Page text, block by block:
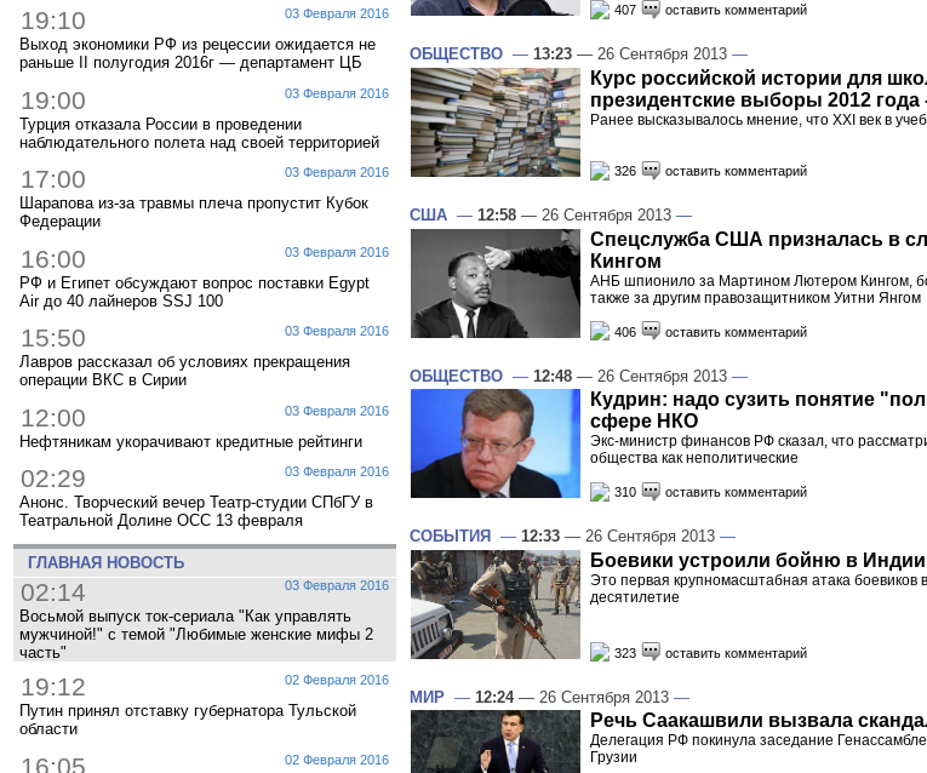
03 Февраля 2016
19:10
Выход экономики РФ из рецессии ожидается не
раньше II полугодия 2016г — департамент ЦБ
03 Февраля 2016
19:00
Турция отказала России в проведении
наблюдательного полета над своей территорией
03 Февраля 2016
17:00
Шарапова из-за травмы плеча пропустит Кубок
Федерации
03 Февраля 2016
16:00
РФ и Египет обсуждают вопрос поставки Egypt
Air до 40 лайнеров SSJ 100
03 Февраля 2016
15:50
Лавров рассказал об условиях прекращения
операции ВКС в Сирии
03 Февраля 2016
12:00
Нефтяникам укорачивают кредитные рейтинги
03 Февраля 2016
02:29
Анонс. Творческий вечер Театр-студии СПбГУ в
Театральной Долине ОСС 13 февраля
ГЛАВНАЯ НОВОСТЬ
03 Февраля 2016
02:14
Восьмой выпуск ток-сериала "Как управлять
мужчиной!" с темой "Любимые женские мифы 2
часть"
02 Февраля 2016
19:12
Путин принял отставку губернатора Тульской
области
02 Февраля 2016
16:05
407 оставить комментарий
ОБЩЕСТВО — 13:23 — 26 Сентября 2013 —
Курс российской истории для
президентские выборы 2012 года
Ранее высказывалось мнение, что XXI век в
326 оставить комментарий
США — 12:58 — 26 Сентября 2013 —
Спецслужба США призналась в
Кингом
АНБ шпионило за Мартином Лютером Кингом,
также за другим правозащитником Уитни Янгом
406 оставить комментарий
ОБЩЕСТВО — 12:48 — 26 Сентября 2013 —
Кудрин: надо сузить понятие
сфере НКО
Экс-министр финансов РФ сказал, что
общества как неполитические
310 оставить комментарий
СОБЫТИЯ — 12:33 — 26 Сентября 2013 —
Боевики устроили бойню в Индии
Это первая крупномасштабная атака боевиков
десятилетие
323 оставить комментарий
МИР — 12:24— 26 Сентября 2013 —
Речь Саакашвили вызвала
Делегация РФ покинула заседание
Грузии